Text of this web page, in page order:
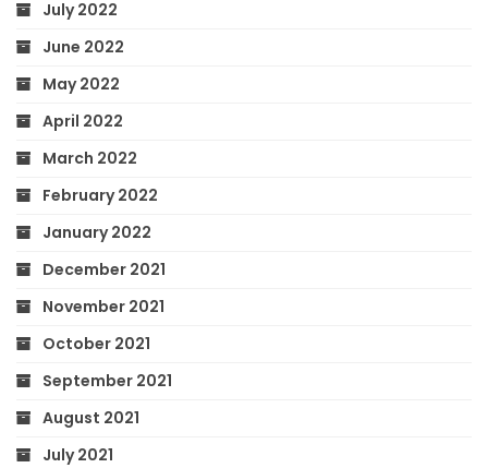
July 2022
June 2022
May 2022
April 2022
March 2022
February 2022
January 2022
December 2021
November 2021
October 2021
September 2021
August 2021
July 2021